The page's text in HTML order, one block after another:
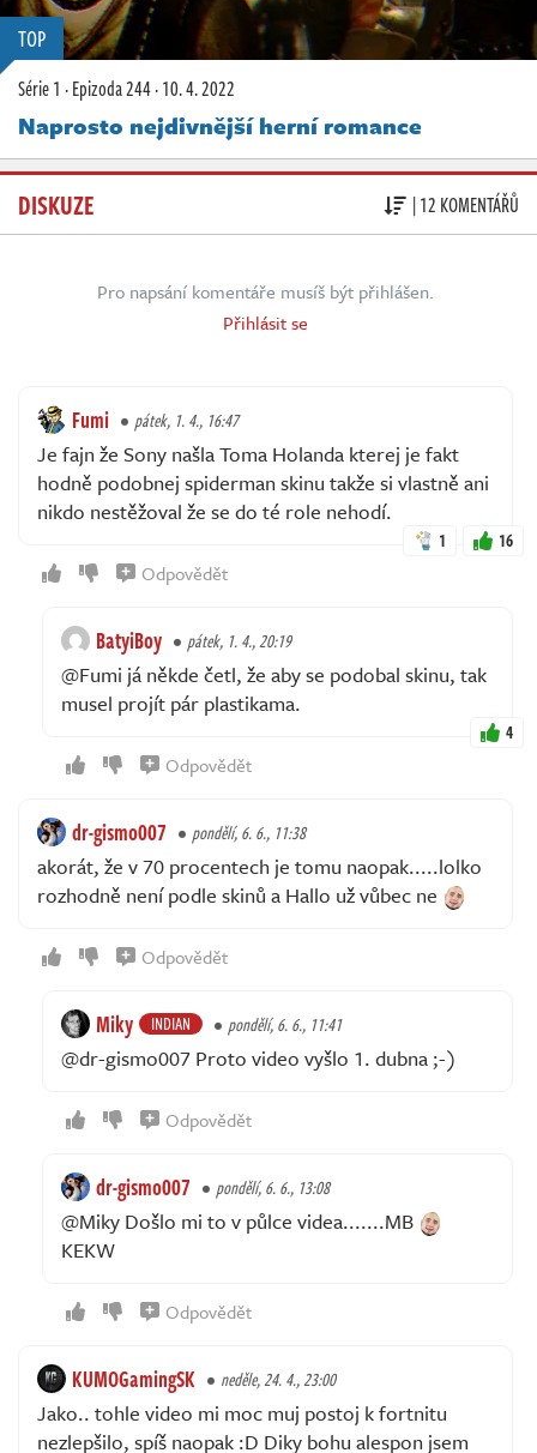
TOP
Série 1 ·Epizoda 244·10. 4. 2022
Naprosto nejdivnější herní romance
DISKUZE | 12 KOMENTÁŘŮ
Pro napsání komentáře musíš být přihlášen.
Přihlásit se
Fumi pátek, 1. 4., 16:47
Je fajn že Sony našla Toma Holanda kterej je fakt
hodně podobnej spiderman skinu takže si vlastně ani
nikdo nestěžoval že se do té role nehodí.
1 16
Odpovědět
BatyiBoy pátek, 1. 4., 20:19
@Fumi já někde četl, že aby se podobal skinu, tak
musel projít pár plastikama.
4
Odpovědět
dr-gismo007 pondělí, 6. 6., 11:38
akorát, že v 70 procentech je tomu naopak.....lolko
rozhodně není podle skinů a Hallo už vůbec ne
Odpovědět
Miky INDIAN pondělí, 6. 6., 11:41
@dr-gismo007 Proto video vyšlo 1. dubna ;-)
Odpovědět
dr-gismo007 pondělí, 6. 6., 13:08
@Miky Došlo mi to v půlce videa.......MB
KEKW
Odpovědět
KUMOGamingSK neděle, 24. 4., 23:00
Jako.. tohle video mi moc muj postoj k fortnitu
nezlepšilo, spíš naopak :D Diky bohu alespon jsem